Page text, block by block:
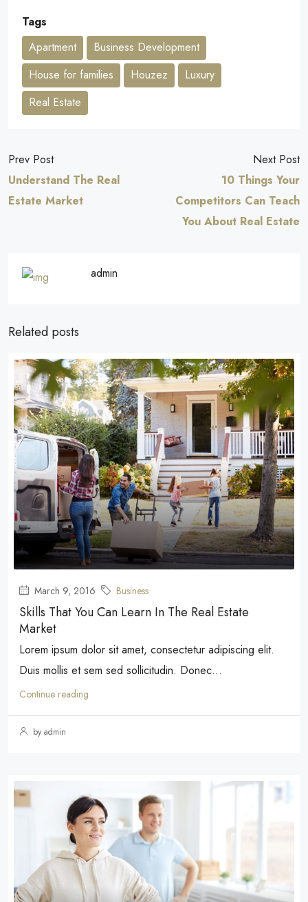
Tags
Apartment
Business Development
House for families
Houzez
Luxury
Real Estate
Prev Post
Understand The Real
Estate Market
Next Post
10 Things Your
Competitors Can Teach
You About Real Estate
admin
Related posts
March 9, 2016 Business
Skills That You Can Learn In The Real Estate
Market
Lorem ipsum dolor sit amet, consectetur adipiscing elit.
Duis mollis et sem sed sollicitudin. Donec...
Continue reading
by admin